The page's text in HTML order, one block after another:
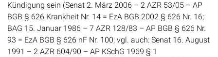
Kündigung sein (Senat 2. März 2006 – 2 AZR 53/05 – AP
BGB § 626 Krankheit Nr. 14 = EzA BGB 2002 § 626 Nr. 16;
BAG 15. Januar 1986 – 7 AZR 128/83 – AP BGB § 626 Nr.
93 = EzA BGB § 626 nF Nr. 100; vgl. auch: Senat 16. August
1991 – 2 AZR 604/90 – AP KSchG 1969 § 1